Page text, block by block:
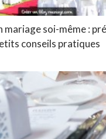
mariage soi-même :
conseils pratiques